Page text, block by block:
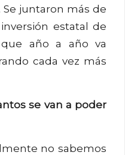
juntaron más de
estatal de
año a año va
cada vez más
se van a poder
no sabemos